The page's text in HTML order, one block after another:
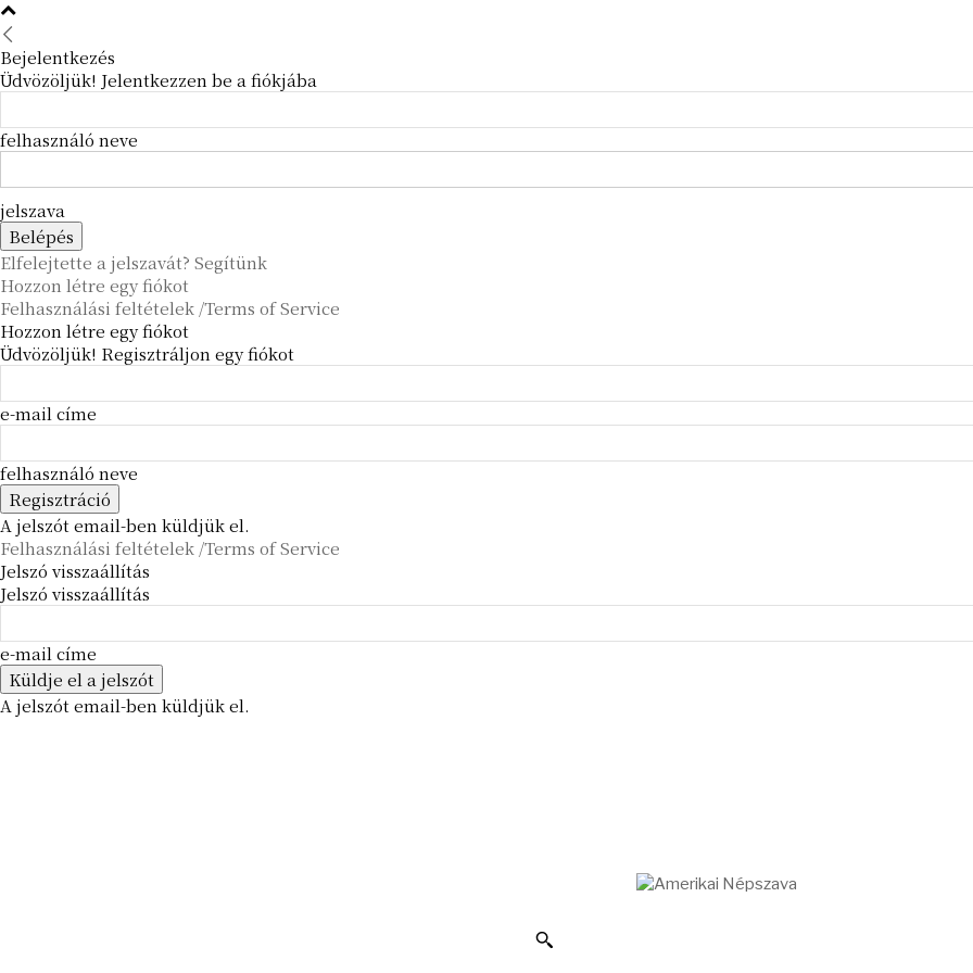
Bejelentkezés
Üdvözöljük! Jelentkezzen be a fiókjába
felhasználó neve
jelszava
Elfelejtette a jelszavát? Segítünk
Hozzon létre egy fiókot
Felhasználási feltételek /Terms of Service
Hozzon létre egy fiókot
Üdvözöljük! Regisztráljon egy fiókot
e-mail címe
felhasználó neve
A jelszót email-ben küldjük el.
Felhasználási feltételek /Terms of Service
Jelszó visszaállítás
Jelszó visszaállítás
e-mail címe
A jelszót email-ben küldjük el.